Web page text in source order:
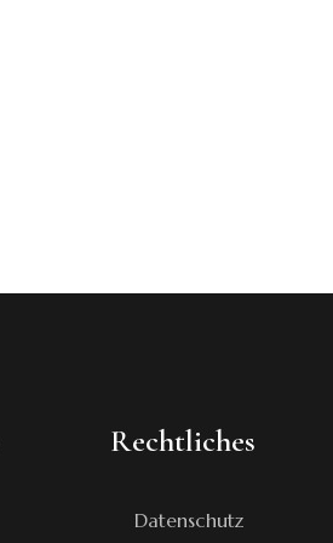
Rechtliches
Datenschutz